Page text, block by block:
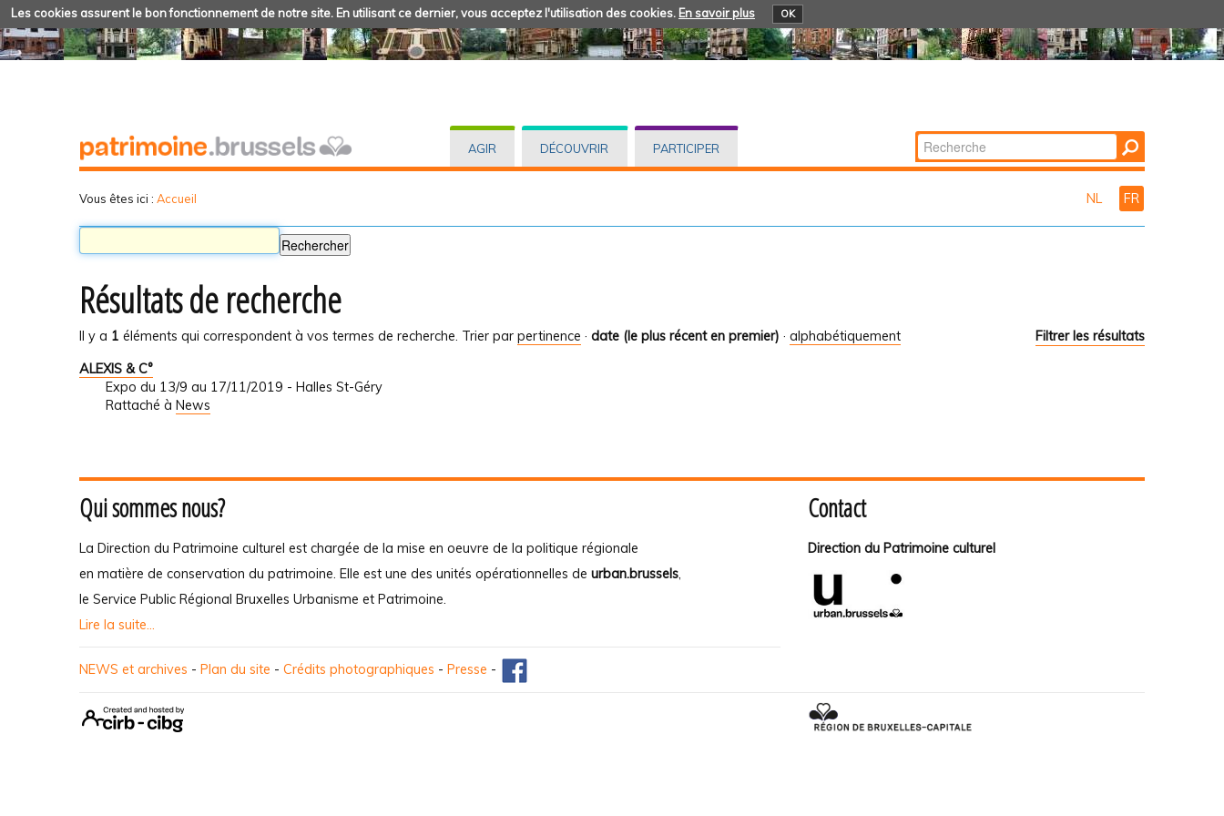
Les cookies assurent le bon fonctionnement de notre site. En utilisant ce dernier, vous acceptez l'utilisation des cookies. En savoir plus OK
AGIR DÉCOUVRIR PARTICIPER Chercher par
Recherche
Vous êtes ici : Accueil NL FR
Résultats de recherche
Il y a 1 éléments qui correspondent à vos termes de recherche. Filtrer les résultats
Trier par pertinence · date (le plus récent en premier) · alphabétiquement
ALEXIS & C°
Expo du 13/9 au 17/11/2019 - Halles St-Géry
Rattaché à News
Qui sommes nous?
La Direction du Patrimoine culturel est chargée de la mise en oeuvre de la politique régionale
en matière de conservation du patrimoine. Elle est une des unités opérationnelles de urban.brussels,
le Service Public Régional Bruxelles Urbanisme et Patrimoine.
Lire la suite...
Contact
Direction du Patrimoine culturel
NEWS et archives - Plan du site - Crédits photographiques - Presse -